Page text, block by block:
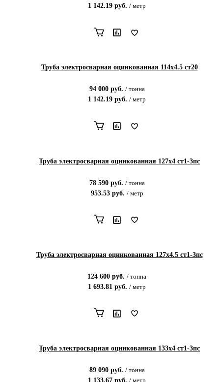
1 142.19 руб. / метр
Труба электросварная оцинкованная 114х4.5 ст20
94 000руб. / тонна
1 142.19 руб. / метр
Труба электросварная оцинкованная 127х4 ст1-3пс
78 590руб. / тонна
953.53руб. / метр
Труба электросварная оцинкованная 127х4.5 ст1-3пс
124 600 руб. / тонна
1 693.81 руб. / метр
Труба электросварная оцинкованная 133х4 ст1-3пс
89 090руб. / тонна
1 133.67 руб. / метр